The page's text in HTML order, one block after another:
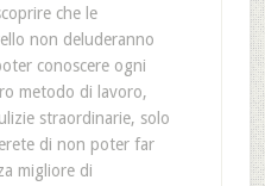
che le
non deluderanno
conoscere ogni
metodo di lavoro,
straordinarie, solo
di non poter far
migliore di